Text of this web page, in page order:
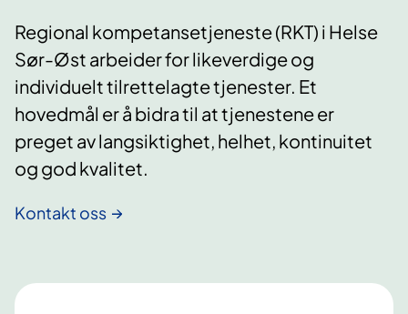
Regional kompetansetjeneste (RKT) i Helse
Sør-Øst arbeider for likeverdige og
individuelt tilrettelagte tjenester. Et
hovedmål er å bidra til at tjenestene er
preget av langsiktighet, helhet, kontinuitet
og god kvalitet.
Kontakt oss